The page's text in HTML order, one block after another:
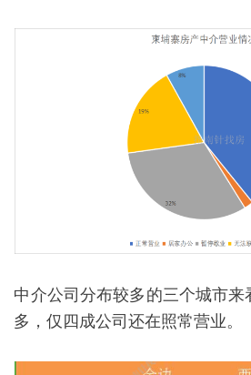
中介公司分布较多的三个城市
多，仅四成公司还在照常营业。